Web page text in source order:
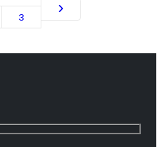
3